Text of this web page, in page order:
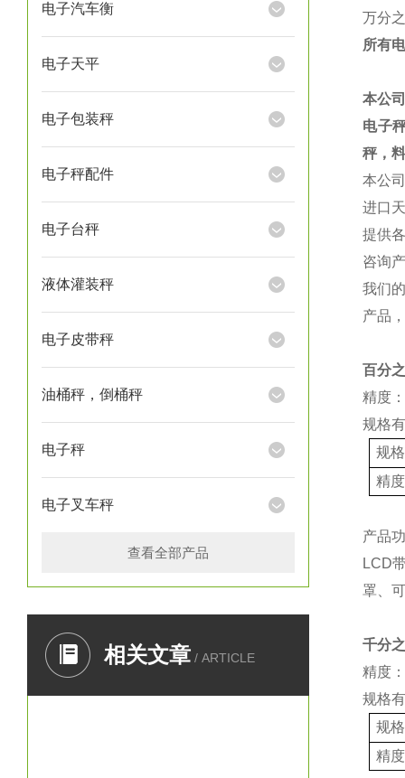
电子汽车衡
电子天平
电子包装秤
电子秤配件
电子台秤
液体灌装秤
电子皮带秤
油桶秤，倒桶秤
电子秤
电子叉车秤
查看全部产品
相关文章 / ARTICLE
万分
所有
本公
电子
秤，
本公
进口
提供
咨询
我们
产品
百分
精度
规格
规格
精度
产品
LCD
罩、
千分
精度
规格
规格
精度